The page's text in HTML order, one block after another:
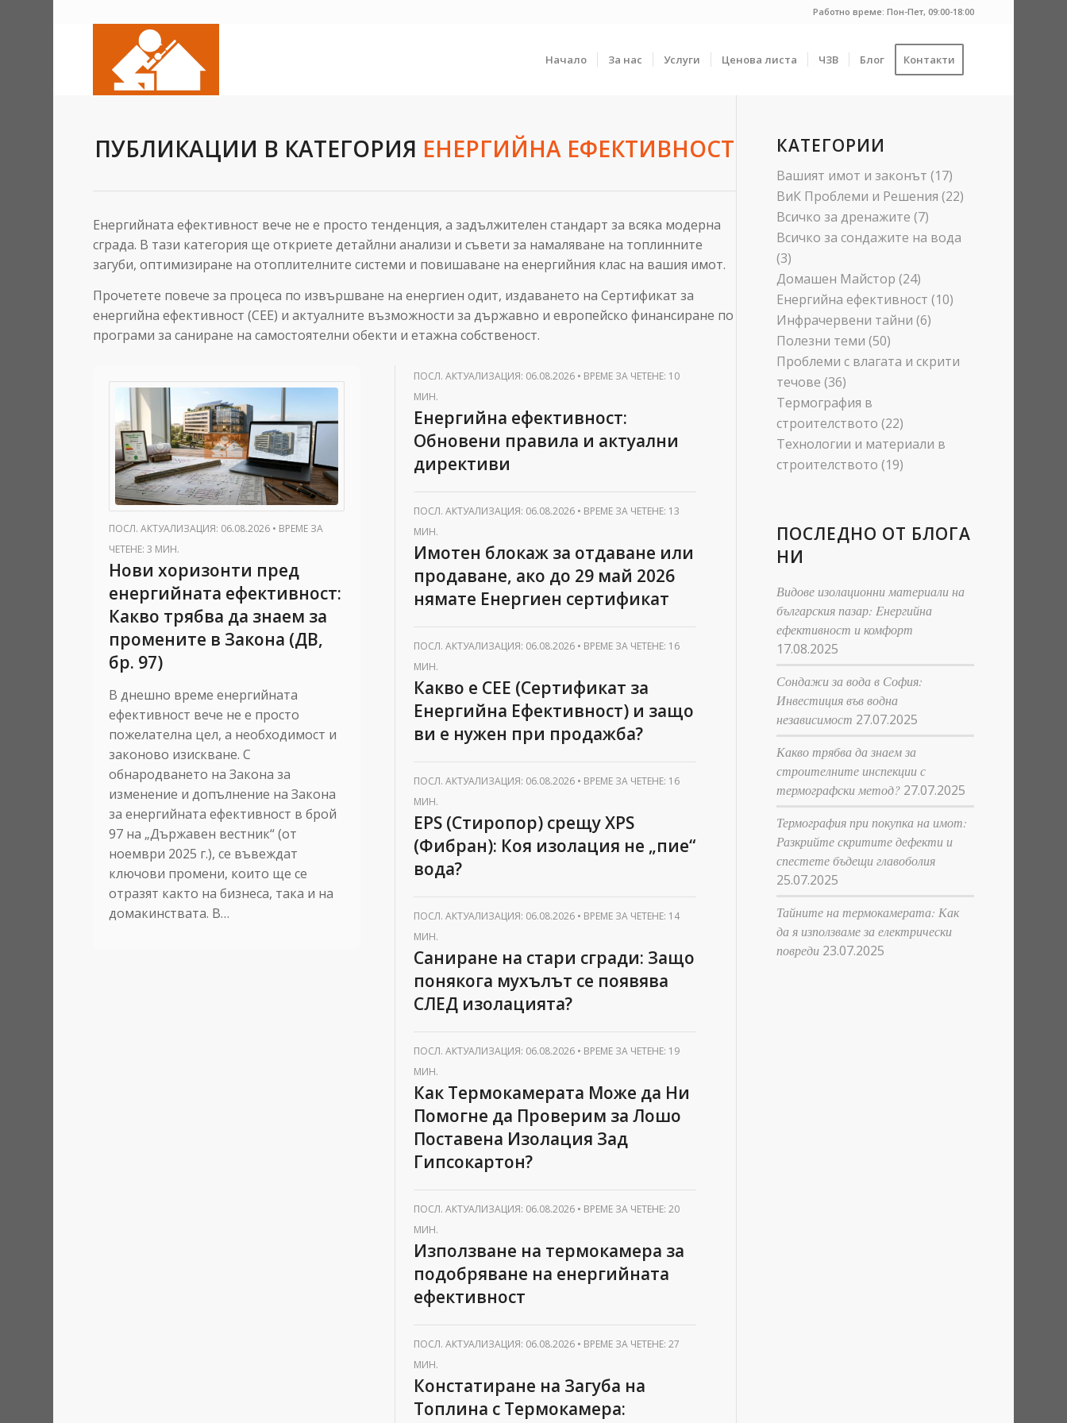
Работно време: Пон-Пет, 09:00-18:00
Начало За нас Услуги Ценова листа ЧЗВ Блог Контакти
ПУБЛИКАЦИИ В КАТЕГОРИЯ ЕНЕРГИЙНА ЕФЕКТИВНОСТ
Енергийната ефективност вече не е просто тенденция, а задължителен стандарт за всяка модерна
сграда. В тази категория ще откриете детайлни анализи и съвети за намаляване на топлинните
загуби, оптимизиране на отоплителните системи и повишаване на енергийния клас на вашия имот.
Прочетете повече за процеса по извършване на енергиен одит, издаването на Сертификат за
енергийна ефективност (СЕЕ) и актуалните възможности за държавно и европейско финансиране по
програми за саниране на самостоятелни обекти и етажна собственост.
ПОСЛ. АКТУАЛИЗАЦИЯ: 06.08.2026 • ВРЕМЕ ЗА
ЧЕТЕНЕ: 3 МИН.
Нови хоризонти пред
енергийната ефективност:
Какво трябва да знаем за
промените в Закона (ДВ,
бр. 97)
В днешно време енергийната
ефективност вече не е просто
пожелателна цел, а необходимост и
законово изискване. С
обнародването на Закона за
изменение и допълнение на Закона
за енергийната ефективност в брой
97 на „Държавен вестник“ (от
ноември 2025 г.), се въвеждат
ключови промени, които ще се
отразят както на бизнеса, така и на
домакинствата. В…
ПОСЛ. АКТУАЛИЗАЦИЯ: 06.08.2026• ВРЕМЕ ЗА ЧЕТЕНЕ: 10
МИН.
Енергийна ефективност:
Обновени правила и актуални
директиви
ПОСЛ. АКТУАЛИЗАЦИЯ: 06.08.2026• ВРЕМЕ ЗА ЧЕТЕНЕ: 13
МИН.
Имотен блокаж за отдаване или
продаване, ако до 29 май 2026
нямате Енергиен сертификат
ПОСЛ. АКТУАЛИЗАЦИЯ: 06.08.2026• ВРЕМЕ ЗА ЧЕТЕНЕ: 16
МИН.
Какво е СЕЕ (Сертификат за
Енергийна Ефективност) и защо
ви е нужен при продажба?
ПОСЛ. АКТУАЛИЗАЦИЯ: 06.08.2026• ВРЕМЕ ЗА ЧЕТЕНЕ: 16
МИН.
EPS (Стиропор) срещу XPS
(Фибран): Коя изолация не „пие“
вода?
ПОСЛ. АКТУАЛИЗАЦИЯ: 06.08.2026• ВРЕМЕ ЗА ЧЕТЕНЕ: 14
МИН.
Саниране на стари сгради: Защо
понякога мухълът се появява
СЛЕД изолацията?
ПОСЛ. АКТУАЛИЗАЦИЯ: 06.08.2026• ВРЕМЕ ЗА ЧЕТЕНЕ: 19
МИН.
Как Термокамерата Може да Ни
Помогне да Проверим за Лошо
Поставена Изолация Зад
Гипсокартон?
ПОСЛ. АКТУАЛИЗАЦИЯ: 06.08.2026• ВРЕМЕ ЗА ЧЕТЕНЕ: 20
МИН.
Използване на термокамера за
подобряване на енергийната
ефективност
ПОСЛ. АКТУАЛИЗАЦИЯ: 06.08.2026• ВРЕМЕ ЗА ЧЕТЕНЕ: 27
МИН.
Констатиране на Загуба на
Топлина с Термокамера:
КАТЕГОРИИ
Вашият имот и законът (17)
ВиК Проблеми и Решения (22)
Всичко за дренажите (7)
Всичко за сондажите на вода
(3)
Домашен Майстор (24)
Енергийна ефективност (10)
Инфрачервени тайни (6)
Полезни теми (50)
Проблеми с влагата и скрити
течове (36)
Термография в
строителството (22)
Технологии и материали в
строителството (19)
ПОСЛЕДНО ОТ БЛОГА
НИ
Видове изолационни материали на
българския пазар: Eнергийна
ефективност и комфорт
17.08.2025
Сондажи за вода в София:
Инвестиция във водна
независимост 27.07.2025
Какво трябва да знаем за
строителните инспекции с
термографски метод? 27.07.2025
Термография при покупка на имот:
Разкрийте скритите дефекти и
спестете бъдещи главоболия
25.07.2025
Тайните на термокамерата: Как
да я използваме за електрически
повреди 23.07.2025